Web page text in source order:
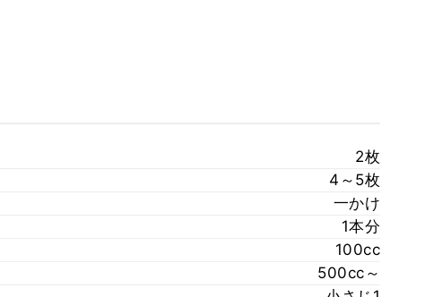
2枚
4～5枚
一かけ
1本分
100cc
500cc～